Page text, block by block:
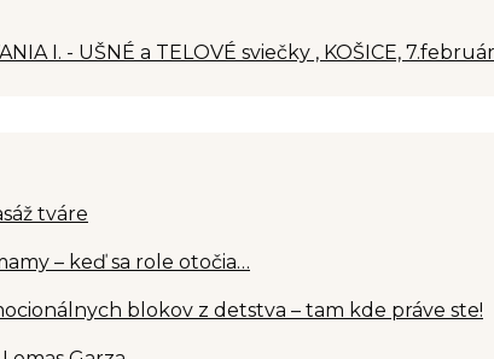
I. - UŠNÉ a TELOVÉ sviečky , KOŠICE,
tváre
– keď sa role otočia…
blokov z detstva – tam kde práve ste!